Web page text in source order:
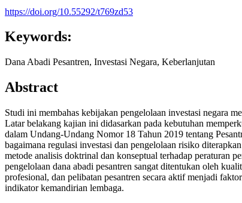
https://doi.org/10.55292/t769zd53
Keywords:
Dana Abadi Pesantren, Investasi Negara, Keberlanjutan
Abstract
Studi ini membahas kebijakan pengelolaan investasi negara
Latar belakang kajian ini didasarkan pada kebutuhan
dalam Undang-Undang Nomor 18 Tahun 2019 tentang
bagaimana regulasi investasi dan pengelolaan risiko
metode analisis doktrinal dan konseptual terhadap peraturan
pengelolaan dana abadi pesantren sangat ditentukan oleh
profesional, dan pelibatan pesantren secara aktif menjadi
indikator kemandirian lembaga.